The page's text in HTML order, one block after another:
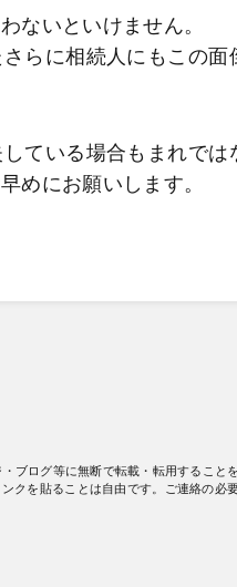
ないといけません。
らに相続人にもこの面
ている場合もまれでは
めにお願いします。
ブログ等に無断で転載・転用すること
クを貼ることは自由です。ご連絡の必